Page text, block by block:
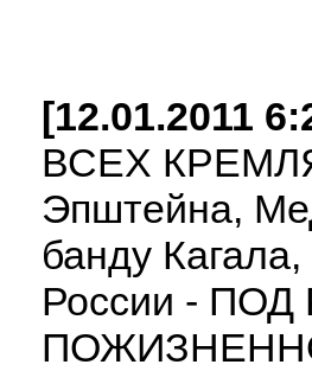
[12.01.2011
ВСЕХ
Эпштейна,
банду
России -